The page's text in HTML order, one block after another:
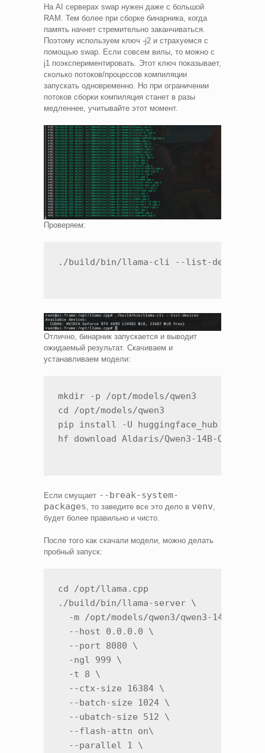
На AI серверах swap нужен даже с большой
RAM. Тем более при сборке бинарника, когда
память начнет стремительно заканчиваться.
Поэтому используем ключ -j2 и страхуемся с
помощью swap. Если совсем вилы, то можно с
j1 поэкспериментировать. Этот ключ показывает,
сколько потоков/процессов компиляции
запускать одновременно. Но при ограничении
потоков сборки компиляция станет в разы
медленнее, учитывайте этот момент.
Проверяем:
./build/bin/llama-cli --list-devices
Отлично, бинарник запускается и выводит
ожидаемый результат. Скачиваем и
устанавливаем модели:
mkdir -p /opt/models/qwen3
cd /opt/models/qwen3
pip install -U huggingface_hub --break-
hf download Aldaris/Qwen3-14B-
Если смущает --break-system-
packages , то заведите все это дело в venv
будет более правильно и чисто.
После того как скачали модели, можно делать
пробный запуск:
cd /opt/llama.cpp
./build/bin/llama-server \
-m /opt/models/qwen3/qwen3-14b-
  --host 0.0.0.0 \
  --port 8080 \
  -ngl 999 \
  -t 8 \
  --ctx-size 16384 \
  --batch-size 1024 \
  --ubatch-size 512 \
  --flash-attn on\
  --parallel 1 \